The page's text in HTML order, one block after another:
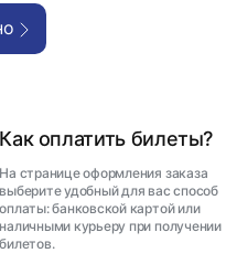
Как оплатить билеты?
На странице оформления заказа
выберите удобный для вас способ
оплаты: банковской картой или
наличными курьеру при получении
билетов.